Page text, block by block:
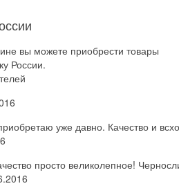
вы можете приобрести товары
России.
уже давно. Качество и
просто великолепное!